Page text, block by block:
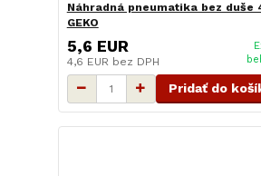
Náhradná pneumatika bez duše
GEKO
5,6 EUR
4,6 EUR bez DPH
Pridať do